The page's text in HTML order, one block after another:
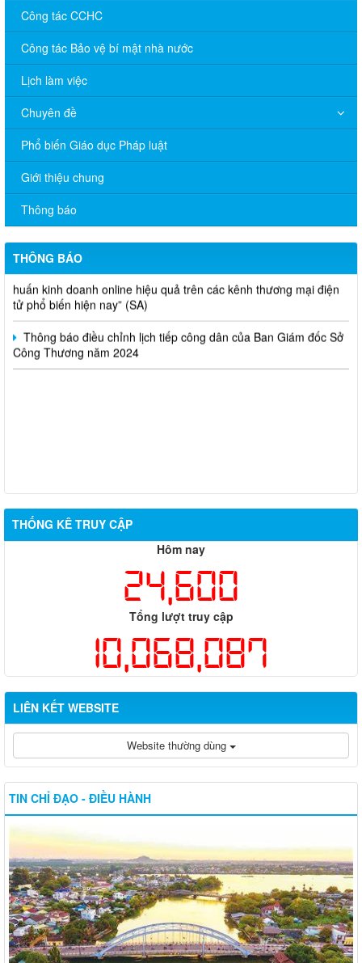
Công tác CCHC
Công tác Bảo vệ bí mật nhà nước
Lịch làm việc
Chuyên đề
Phổ biến Giáo dục Pháp luật
Giới thiệu chung
Thông báo
THÔNG BÁO
V/v đề nghị báo cáo hệ thống phân phối, nhãn hiệu hàng hóa
và hoạt động mua bán khí trên địa bàn tỉnh năm 2025 (nhắc lần
2).
Thông báo bán thanh lý tài sản công theo hình thức chỉ định
Thông báo lựa chọn nhà thầu thực hiện gói thầu: “tổ chức tập
huấn kinh doanh online hiệu quả trên các kênh thương mại điện
tử phổ biến hiện nay” (SA)
Thông báo điều chỉnh lịch tiếp công dân của Ban Giám đốc Sở
Công Thương năm 2024
THỐNG KÊ TRUY CẬP
Hôm nay
24,600
Tổng lượt truy cập
10,068,087
LIÊN KẾT WEBSITE
Website thường dùng
TIN CHỈ ĐẠO - ĐIỀU HÀNH